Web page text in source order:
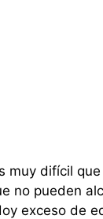
muy difícil
no pueden
exceso de